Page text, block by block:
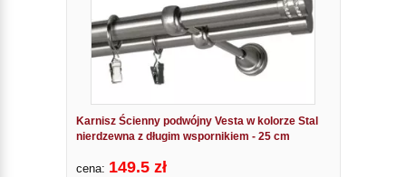
Karnisz Ścienny podwójny Vesta w kolorze Stal
nierdzewna z długim wspornikiem - 25 cm
cena: 149.5 zł